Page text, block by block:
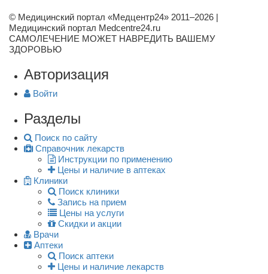
© Медицинский портал «Медцентр24» 2011–2026 |
Медицинский портал Medcentre24.ru
САМОЛЕЧЕНИЕ МОЖЕТ НАВРЕДИТЬ ВАШЕМУ
ЗДОРОВЬЮ
Авторизация
Войти
Разделы
Поиск по сайту
Справочник лекарств
Инструкции по применению
Цены и наличие в аптеках
Клиники
Поиск клиники
Запись на прием
Цены на услуги
Скидки и акции
Врачи
Аптеки
Поиск аптеки
Цены и наличие лекарств